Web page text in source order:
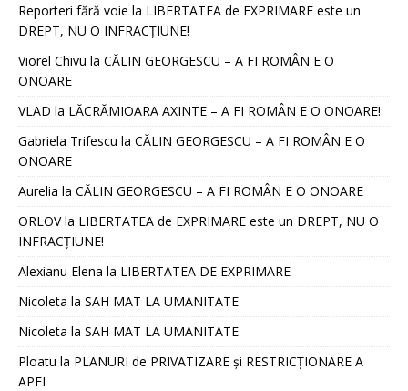
Reporteri fără voie la LIBERTATEA de EXPRIMARE este un
DREPT, NU O INFRACȚIUNE!
Viorel Chivu la CĂLIN GEORGESCU – A FI ROMÂN E O
ONOARE
VLAD la LĂCRĂMIOARA AXINTE – A FI ROMÂN E O ONOARE!
Gabriela Trifescu la CĂLIN GEORGESCU – A FI ROMÂN E O
ONOARE
Aurelia la CĂLIN GEORGESCU – A FI ROMÂN E O ONOARE
ORLOVla LIBERTATEA de EXPRIMARE este un DREPT, NU O
INFRACȚIUNE!
Alexianu Elena la LIBERTATEA DE EXPRIMARE
Nicoleta la SAH MAT LA UMANITATE
Nicoleta la SAH MAT LA UMANITATE
Ploatu la PLANURI de PRIVATIZARE și RESTRICȚIONARE A
APEI